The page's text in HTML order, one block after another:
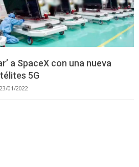
a SpaceX con una nueva
5G
23/01/2022